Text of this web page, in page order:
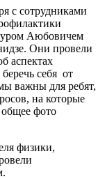
с сотрудниками
Аюбовичем
Они провели
аспектах
себя от
важны для ребят,
на которые
общее фото
физики,